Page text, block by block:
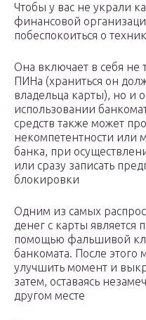
Чтобы у вас не украли
финансовой
побеспокоиться о
Она включает в себя не
ПИНа (храниться он
владельца карты), но и
использовании
средств также может
некомпетентности или
банка, при
или сразу записать
блокировки
Одним из самых
денег с карты является
помощью фальшивой
банкомата. После
улучшить момент и
затем, оставаясь
другом месте